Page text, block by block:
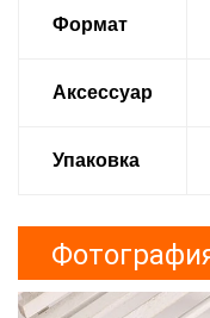
Формат
Аксессуар
Упаковка